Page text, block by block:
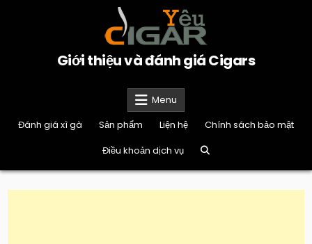
Giới thiệu và đánh giá Cigars
Menu
Đánh giá xì gà
Sản phẩm Liện hệ
Chính sách bảo mật
Điều khoản dịch vụ